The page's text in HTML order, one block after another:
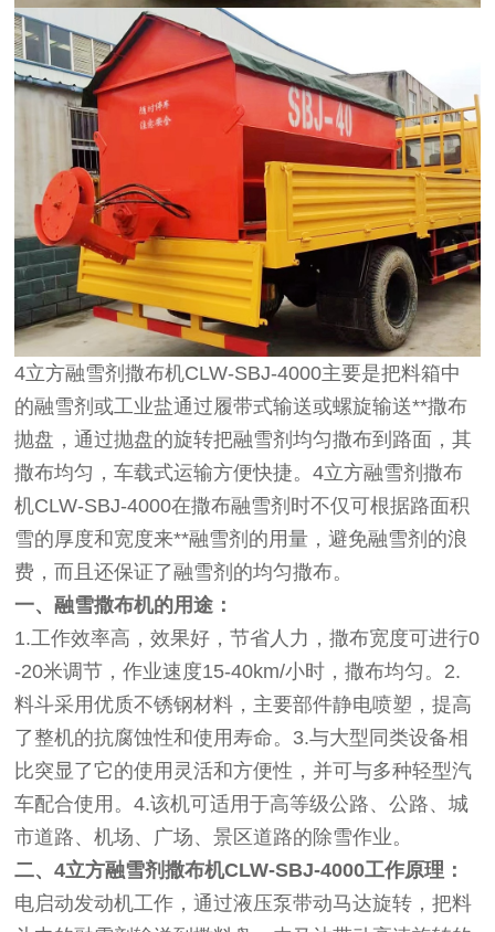
4立方融雪剂撒布机CLW-SBJ-4000主要是把料箱中
的融雪剂或工业盐通过履带式输送或螺旋输送**撒布
抛盘，通过抛盘的旋转把融雪剂均匀撒布到路面，其
撒布均匀，车载式运输方便快捷。4立方融雪剂撒布
机CLW-SBJ-4000在撒布融雪剂时不仅可根据路面积
雪的厚度和宽度来**融雪剂的用量，避免融雪剂的浪
费，而且还保证了融雪剂的均匀撒布。
一、融雪撒布机的用途：
1.工作效率高，效果好，节省人力，撒布宽度可进行0
-20米调节，作业速度15-40km/小时，撒布均匀。2.
料斗采用优质不锈钢材料，主要部件静电喷塑，提高
了整机的抗腐蚀性和使用寿命。3.与大型同类设备相
比突显了它的使用灵活和方便性，并可与多种轻型汽
车配合使用。4.该机可适用于高等级公路、公路、城
市道路、机场、广场、景区道路的除雪作业。
二、4立方融雪剂撒布机CLW-SBJ-4000工作原理：
电启动发动机工作，通过液压泵带动马达旋转，把料